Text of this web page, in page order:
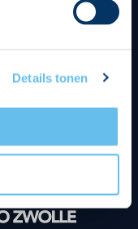
Details tonen